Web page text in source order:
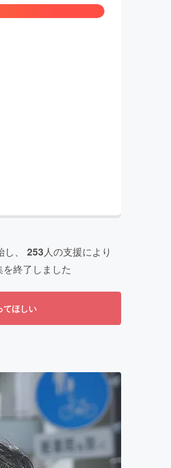
、 253人の支援により
を終了しました
てほしい